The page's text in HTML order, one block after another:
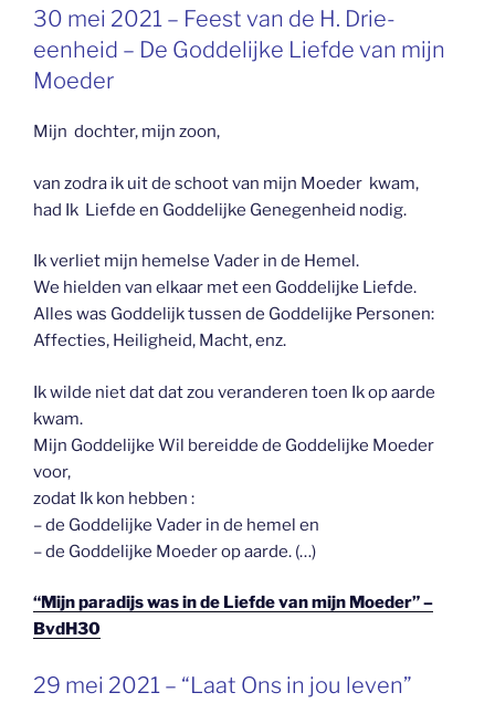
GEPLAATST
OP
30 mei 2021 – Feest van de H. Drie-
eenheid – De Goddelijke Liefde van mijn
Moeder
Mijn dochter, mijn zoon,
van zodra ik uit de schoot van mijn Moeder kwam,
had Ik Liefde en Goddelijke Genegenheid nodig.
Ik verliet mijn hemelse Vader in de Hemel.
We hielden van elkaar met een Goddelijke Liefde.
Alles was Goddelijk tussen de Goddelijke Personen:
Affecties, Heiligheid, Macht, enz.
Ik wilde niet dat dat zou veranderen toen Ik op aarde
kwam.
Mijn Goddelijke Wil bereidde de Goddelijke Moeder
voor,
zodat Ik kon hebben :
– de Goddelijke Vader in de hemel en
– de Goddelijke Moeder op aarde. (…)
“Mijn paradijs was in de Liefde van mijn Moeder” –
BvdH30
GEPLAATST
OP
29 mei 2021 – “Laat Ons in jou leven”